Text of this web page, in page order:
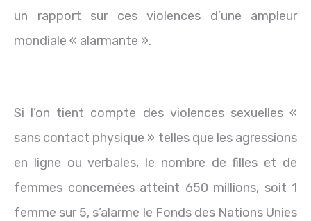
un rapport sur ces violences d’une ampleur
mondiale « alarmante ».
Si l’on tient compte des violences sexuelles «
sans contact physique » telles que les agressions
en ligne ou verbales, le nombre de filles et de
femmes concernées atteint 650 millions, soit 1
femme sur 5, s’alarme le Fonds des Nations Unies